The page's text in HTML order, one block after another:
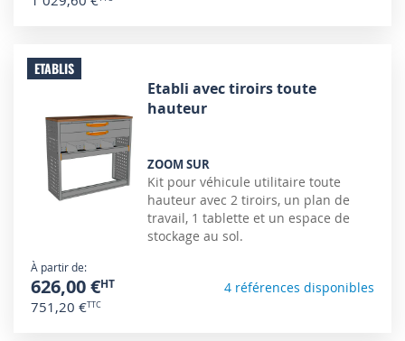
ETABLIS
Etabli avec tiroirs toute
hauteur
ZOOM SUR
Kit pour véhicule utilitaire toute
hauteur avec 2 tiroirs, un plan de
travail, 1 tablette et un espace de
stockage au sol.
À partir de
626,00 €
751,20 €
4 références disponibles